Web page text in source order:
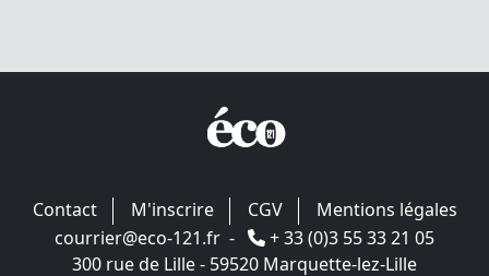
Contact M'inscrire CGV
Mentions légales
courrier@eco-121.fr -
+ 33 (0)3 55 33 21 05
300 rue de Lille - 59520 Marquette-lez-Lille